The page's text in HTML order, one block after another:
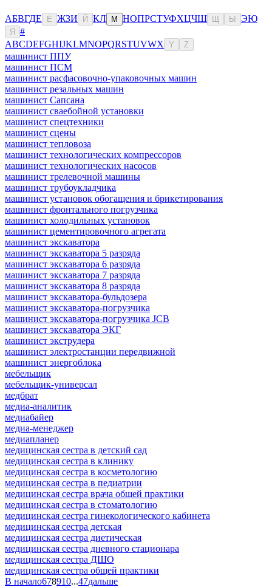
АБВГДЕ Ё ЖЗИ Й КЛ М НОПРСТУФХЦЧШ Ы ЭЮ
Я
#
ABCDEFGHIJKLMNOPQRSTUVWX Y Z
машинист ППУ
машинист ПСМ
машинист расфасовочно-упаковочных машин
машинист резальных машин
машинист Сапсана
машинист сваебойной установки
машинист спецтехники
машинист сцены
машинист тепловоза
машинист технологических компрессоров
машинист технологических насосов
машинист трелевочной машины
машинист трубоукладчика
машинист установок обогащения и брикетирования
машинист фронтального погрузчика
машинист холодильных установок
машинист цементировочного агрегата
машинист экскаватора
машинист экскаватора 5 разряда
машинист экскаватора 6 разряда
машинист экскаватора 7 разряда
машинист экскаватора 8 разряда
машинист экскаватора-бульдозера
машинист экскаватора-погрузчика
машинист экскаватора-погрузчика JCB
машинист экскаватора ЭКГ
машинист экструдера
машинист электростанции передвижной
машинист энергоблока
мебельщик
мебельщик-универсал
медбрат
медиа-аналитик
медиабайер
медиа-менеджер
медиапланер
медицинская сестра в детский сад
медицинская сестра в клинику
медицинская сестра в косметологию
медицинская сестра в педиатрии
медицинская сестра врача общей практики
медицинская сестра в стоматологию
медицинская сестра гинекологического кабинета
медицинская сестра детская
медицинская сестра диетическая
медицинская сестра дневного стационара
медицинская сестра ДШО
медицинская сестра общей практики
В начало678910...47дальше